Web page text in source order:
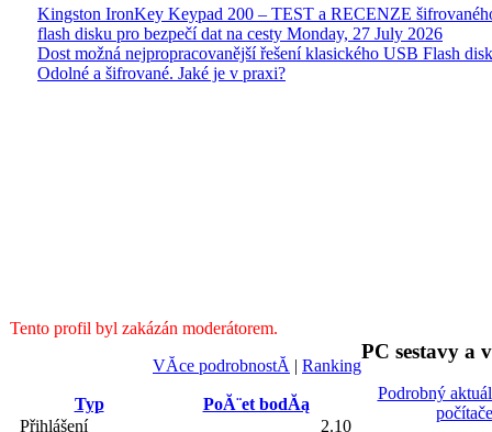
Kingston IronKey Keypad 200 – TEST a RECENZE
flash disku pro bezpečí dat na cesty Monday, 27 July 2026
Dost možná nejpropracovanější řešení klasického USB Flash
Odolné a šifrované. Jaké je v praxi?
Tento profil byl zakázán moderátorem.
VĂ­ce podrobnostĂ­ | Ranking
Typ
PoĂ¨et bodĂą
Přihlášení
2.10
PC sestavy a
Podrobný